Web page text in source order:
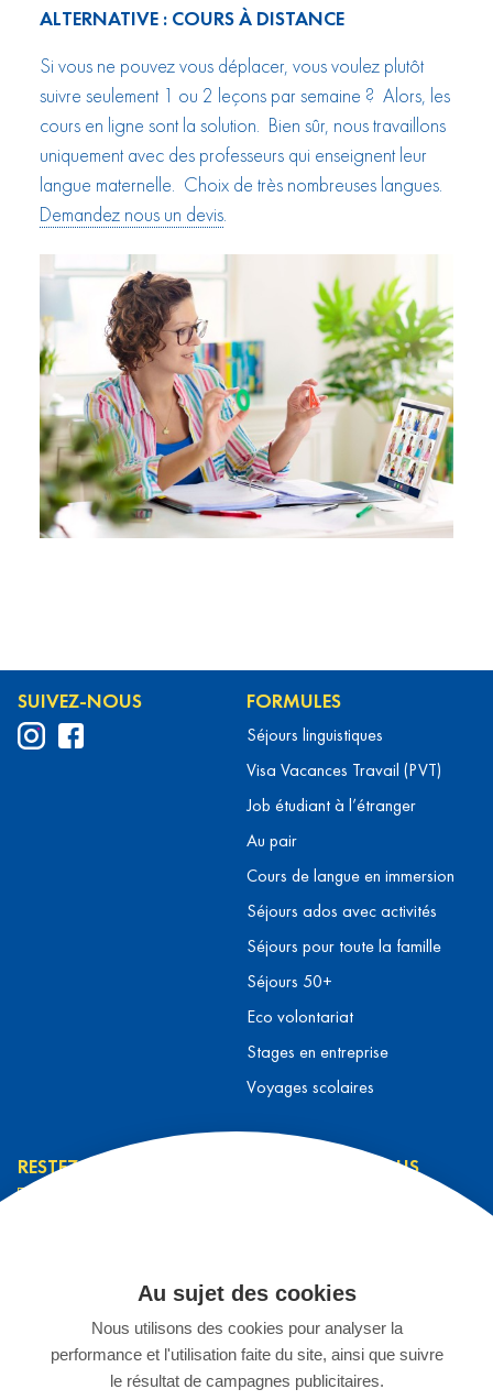
ALTERNATIVE : COURS À DISTANCE
Si vous ne pouvez vous déplacer, vous voulez plutôt
suivre seulement 1 ou 2 leçons par semaine ? Alors, les
cours en ligne sont la solution. Bien sûr, nous travaillons
uniquement avec des professeurs qui enseignent leur
langue maternelle. Choix de très nombreuses langues.
Demandez nous un devis.
SUIVEZ-NOUS FORMULES
Séjours linguistiques
Visa Vacances Travail (PVT)
Job étudiant à l’étranger
Au pair
Cours de langue en immersion
Séjours ados avec activités
Séjours pour toute la famille
Séjours 50+
Eco volontariat
Stages en entreprise
Voyages scolaires
RESTEZ INFORMÉ
confidentialité *
JE M'INSCRIS
CONTACTEZ-NOUS
S'inscrire à un séjour
Espace Enseignants
Stage chez L&T
Au sujet des cookies
Nous utilisons des cookies pour analyser la
performance et l'utilisation faite du site, ainsi que suivre
le résultat de campagnes publicitaires.